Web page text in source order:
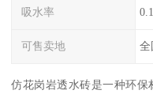
吸水率
可售卖地 全
仿花岗岩透水砖是一种环